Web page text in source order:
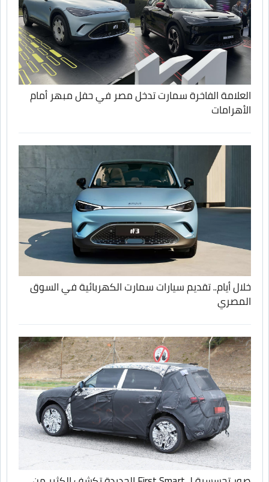
العلامة الفاخرة سمارت تدخل مصر في حفل مبهر أمام
الأهرامات
خلال أيام.. تقديم سيارات سمارت الكهربائية في السوق
المصري